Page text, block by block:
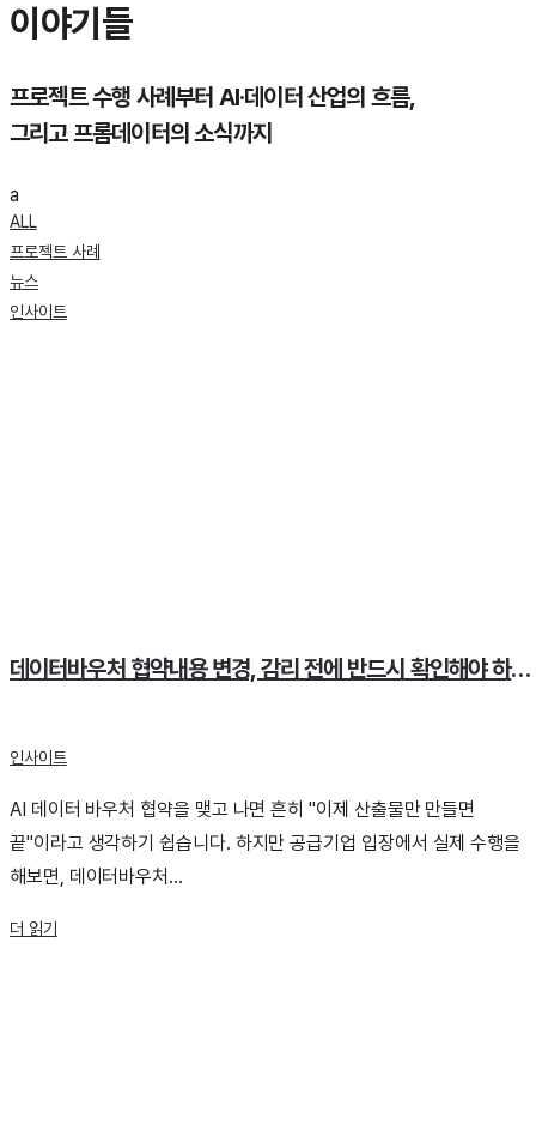
이야기들
프로젝트 수행 사례부터 AI·데이터 산업의 흐름,
그리고 프롬데이터의 소식까지
a
ALL
프로젝트 사례
뉴스
인사이트
데이터바우처 협약내용 변경, 감리 전에 반드시 확인해야 하는 이유
인사이트
AI 데이터 바우처 협약을 맺고 나면 흔히 "이제 산출물만 만들면
끝"이라고 생각하기 쉽습니다. 하지만 공급기업 입장에서 실제 수행을
해보면, 데이터바우처...
더 읽기